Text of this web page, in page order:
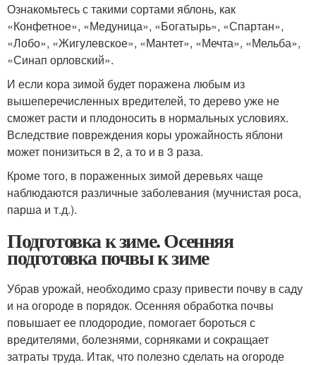
Ознакомьтесь с такими сортами яблонь, как
«Конфетное», «Медуница», «Богатырь», «Спартан»,
«Лобо», «Жигулевское», «Мантет», «Мечта», «Мельба»,
«Синап орловский».
И если кора зимой будет поражена любым из
вышеперечисленных вредителей, то дерево уже не
сможет расти и плодоносить в нормальных условиях.
Вследствие повреждения коры урожайность яблони
может понизиться в 2, а то и в 3 раза.
Кроме того, в пораженных зимой деревьях чаще
наблюдаются различные заболевания (мучнистая роса,
парша и т.д.).
Подготовка к зиме. Осенняя
подготовка почвы к зиме
Убрав урожай, необходимо сразу привести почву в саду
и на огороде в порядок. Осенняя обработка почвы
повышает ее плодородие, помогает бороться с
вредителями, болезнями, сорняками и сокращает
затраты труда. Итак, что полезно сделать на огороде